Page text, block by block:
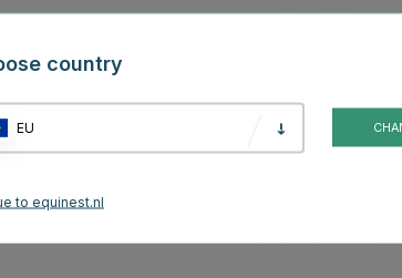
country
EU
to equinest.nl